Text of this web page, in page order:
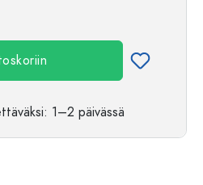
: 1–2 päivässä